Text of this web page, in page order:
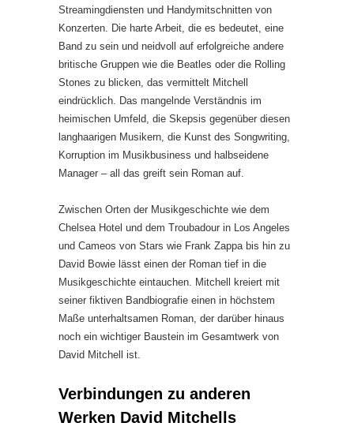
Streamingdiensten und Handymitschnitten von
Konzerten. Die harte Arbeit, die es bedeutet, eine
Band zu sein und neidvoll auf erfolgreiche andere
britische Gruppen wie die Beatles oder die Rolling
Stones zu blicken, das vermittelt Mitchell
eindrücklich. Das mangelnde Verständnis im
heimischen Umfeld, die Skepsis gegenüber diesen
langhaarigen Musikern, die Kunst des Songwriting,
Korruption im Musikbusiness und halbseidene
Manager – all das greift sein Roman auf.
Zwischen Orten der Musikgeschichte wie dem
Chelsea Hotel und dem Troubadour in Los Angeles
und Cameos von Stars wie Frank Zappa bis hin zu
David Bowie lässt einen der Roman tief in die
Musikgeschichte eintauchen. Mitchell kreiert mit
seiner fiktiven Bandbiografie einen in höchstem
Maße unterhaltsamen Roman, der darüber hinaus
noch ein wichtiger Baustein im Gesamtwerk von
David Mitchell ist.
Verbindungen zu anderen
Werken David Mitchells